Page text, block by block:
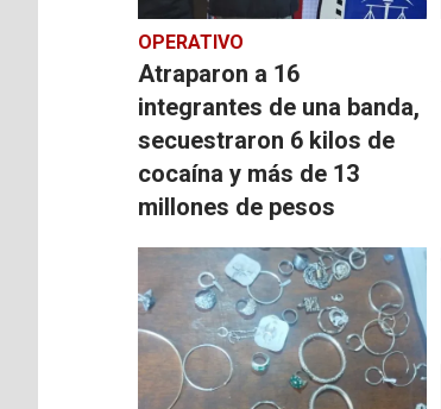
OPERATIVO
Atraparon a 16
integrantes de una banda,
secuestraron 6 kilos de
cocaína y más de 13
millones de pesos